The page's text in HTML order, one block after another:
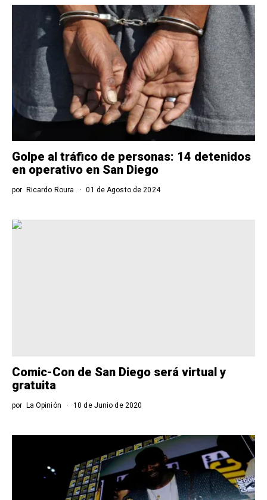
Golpe al tráfico de personas: 14 detenidos
en operativo en San Diego
por Ricardo Roura 01 de Agosto de 2024
Comic-Con de San Diego será virtual y
gratuita
por La Opinión 10 de Junio de 2020